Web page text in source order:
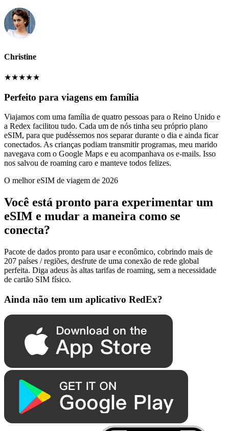
Christine
★★★★★
Perfeito para viagens em família
Viajamos com uma família de quatro pessoas para o Reino Unido e
a Redex facilitou tudo. Cada um de nós tinha seu próprio plano
eSIM, para que pudéssemos nos separar durante o dia e ainda ficar
conectados. As crianças podiam transmitir programas, meu marido
navegava com o Google Maps e eu acompanhava os e-mails. Isso
nos salvou de roaming caro e manteve todos felizes.
O melhor eSIM de viagem de 2026
Você está pronto para experimentar um
eSIM e mudar a maneira como se
conecta?
Pacote de dados pronto para usar e econômico, cobrindo mais de
207 países / regiões, desfrute de uma conexão de rede global
perfeita. Diga adeus às altas tarifas de roaming, sem a necessidade
de cartão SIM físico.
Ainda não tem um aplicativo RedEx?